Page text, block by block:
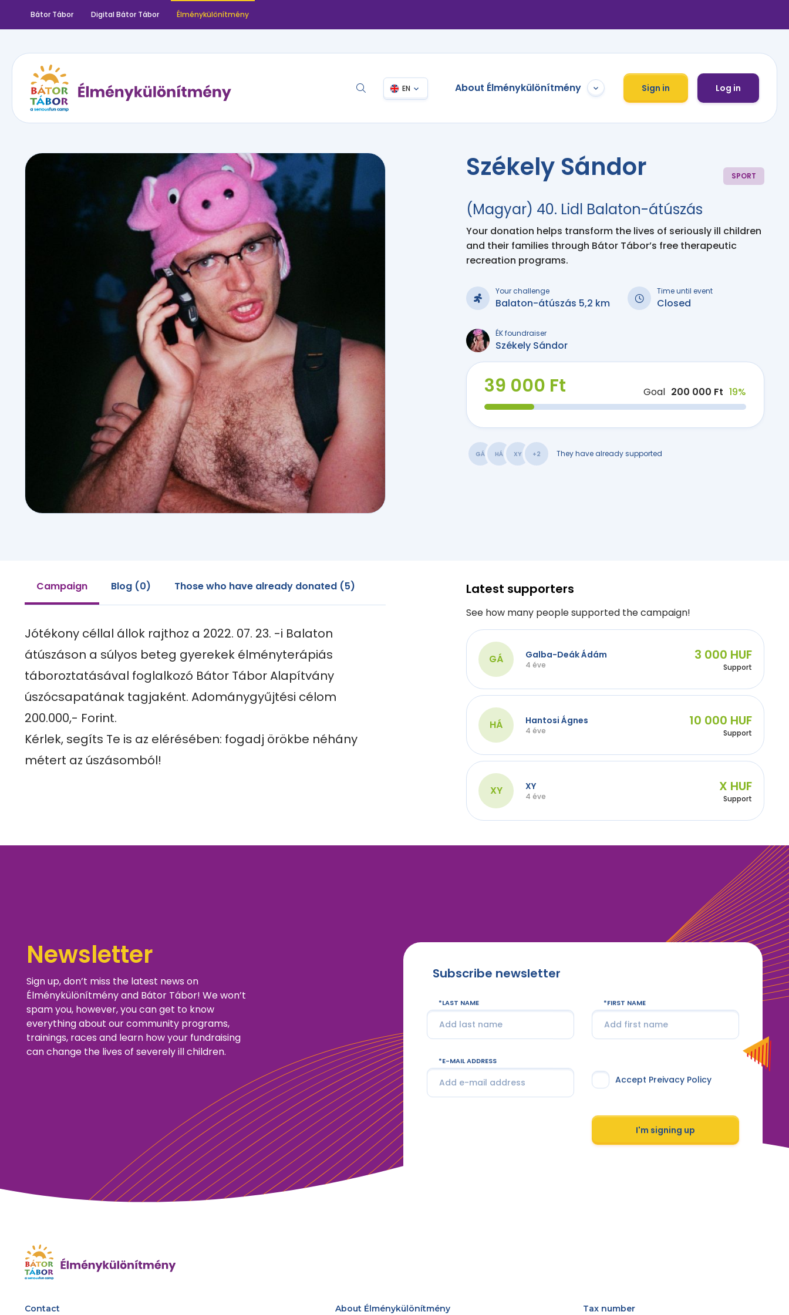
Bátor Tábor Digital Bátor Tábor Élménykülönítmény
EN About Élménykülönítmény Sign in Log in
Székely Sándor SPORT
(Magyar) 40. Lidl Balaton-átúszás
Your donation helps transform the lives of seriously ill children
and their families through Bátor Tábor’s free therapeutic
recreation programs.
Your challenge
Balaton-átúszás 5,2 km
Time until event
Closed
ÉK foundraiser
Székely Sándor
39 000 Ft Goal 200 000 Ft 19%
GÁ HÁ XY +2 They have already supported
Campaign Blog (0) Those who have already donated (5)
Jótékony céllal állok rajthoz a 2022. 07. 23. -i Balaton
átúszáson a súlyos beteg gyerekek élményterápiás
táboroztatásával foglalkozó Bátor Tábor Alapítvány
úszócsapatának tagjaként. Adománygyűjtési célom
200.000,- Forint.
Kérlek, segíts Te is az elérésében: fogadj örökbe néhány
métert az úszásomból!
Latest supporters
See how many people supported the campaign!
GÁ Galba-Deák Ádám
4 éve
3 000 HUF
Support
HÁ Hantosi Ágnes
4 éve
10 000 HUF
Support
XY XY
4 éve
X HUF
Support
Newsletter
Sign up, don’t miss the latest news on
Élménykülönítmény and Bátor Tábor! We won’t
spam you, however, you can get to know
everything about our community programs,
trainings, races and learn how your fundraising
can change the lives of severely ill children.
Subscribe newsletter
LAST NAME FIRST NAME
E-MAIL ADDRESS
Accept Preivacy Policy
I'm signing up
Contact About Élménykülönítmény Tax number